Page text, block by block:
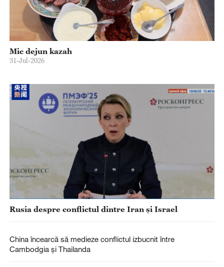
Mic dejun kazah
31-Jul-2026
Rusia despre conflictul dintre Iran și Israel
China încearcă să medieze conflictul izbucnit între
Cambodgia și Thailanda